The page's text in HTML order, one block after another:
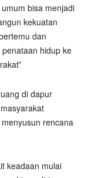
bisa menjadi
kekuatan
dan
hidup ke
di dapur
rencana
keadaan mulai